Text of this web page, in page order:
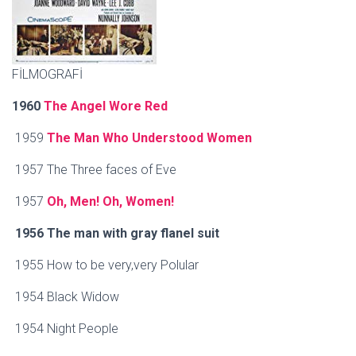
FİLMOGRAFİ
1960 The Angel Wore Red
1959 The Man Who Understood Women
1957 The Three faces of Eve
1957 Oh, Men! Oh, Women!
1956 The man with gray flanel suit
1955 How to be very,very Polular
1954 Black Widow
1954 Night People